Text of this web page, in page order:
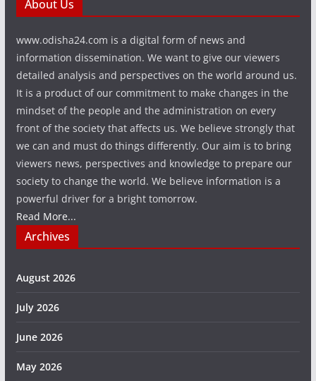
About Us
www.odisha24.com is a digital form of news and
information dissemination. We want to give our viewers
detailed analysis and perspectives on the world around us.
It is a product of our commitment to make changes in the
mindset of the people and the administration on every
front of the society that affects us. We believe strongly that
we can and must do things differently. Our aim is to bring
viewers news, perspectives and knowledge to prepare our
society to change the world. We believe information is a
powerful driver for a bright tomorrow.
Read More...
Archives
August 2026
July 2026
June 2026
May 2026